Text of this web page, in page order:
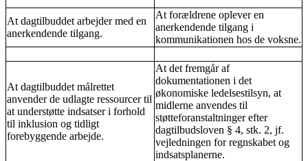
At dagtilbuddet arbejder med en
anerkendende tilgang.
At forældrene oplever en
anerkendende tilgang i
kommunikationen hos de voksne.
At dagtilbuddet målrettet
anvender de udlagte ressourcer til
at understøtte indsatser i forhold
til inklusion og tidligt
forebyggende arbejde.
At det fremgår af
dokumentationen i det
økonomiske ledelsestilsyn, at
midlerne anvendes til
støtteforanstaltninger efter
dagtilbudsloven § 4, stk. 2, jf.
vejledningen for regnskabet og
indsatsplanerne.